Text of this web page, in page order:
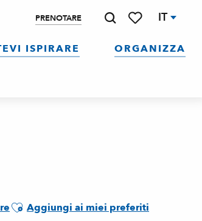
PRENOTARE IT
ISPIRARE ORGANIZZA
Ajouter aux favoris
Aggiungi ai miei preferiti